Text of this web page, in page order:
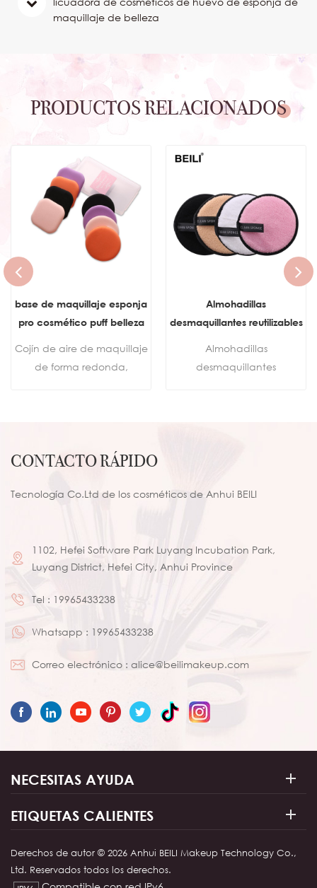
maquillaje de belleza
PRODUCTOS RELACIONADOS
base de maquillaje esponja
pro cosmético puff belleza
Cojín de aire de maquillaje
de forma redonda,
maquillaje
Almohadillas
desmaquillantes reutilizables
Almohadillas
desmaquillantes
CONTACTO RÁPIDO
Tecnología Co.Ltd de los cosméticos de Anhui BEILI
1102, Hefei Software Park Luyang Incubation Park,
Luyang District, Hefei City, Anhui Province
Tel : 19965433238
Whatsapp : 19965433238
Correo electrónico : alice@beilimakeup.com
NECESITAS AYUDA
ETIQUETAS CALIENTES
Derechos de autor © 2026 Anhui BEILI Makeup Technology Co.,
Ltd. Reservados todos los derechos.